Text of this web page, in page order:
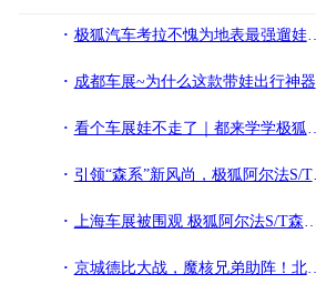
极狐汽车考拉不愧为地表最强遛娃神车，细节全部拉满！
成都车展~为什么这款带娃出行神器没早点来~
看个车展娃不走了｜都来学学极狐汽车展台吧
引领“森系”新风尚，极狐阿尔法S/T森林版亮相
上海车展被围观 极狐阿尔法S/T森林版带你一起“森”呼吸
京城德比大战，魔核兄弟助阵！北汽男篮北京汽车品牌之夜高端宠粉！